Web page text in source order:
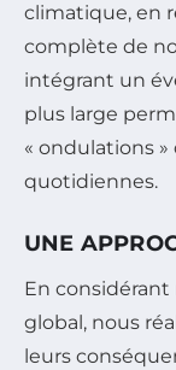
climatique, en
complète de
intégrant un
plus large
« ondulations
quotidiennes.
UNE
En
global, nous
leurs